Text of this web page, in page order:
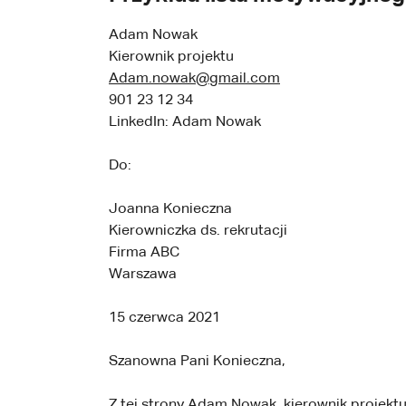
Adam Nowak
Kierownik projektu
Adam.nowak@gmail.com
901 23 12 34
LinkedIn: Adam Nowak
Do:
Joanna Konieczna
Kierowniczka ds. rekrutacji
Firma ABC
Warszawa
15 czerwca 2021
Szanowna Pani Konieczna,